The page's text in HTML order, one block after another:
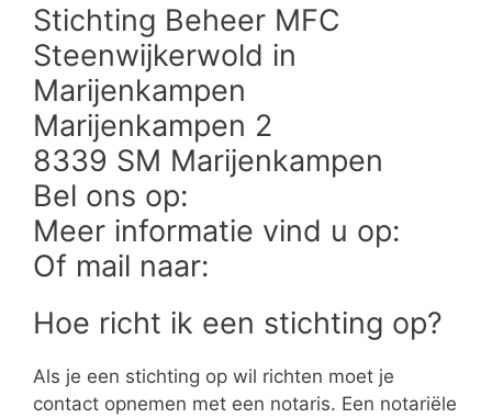
Stichting Beheer MFC
Steenwijkerwold in
Marijenkampen
Marijenkampen 2
8339 SM Marijenkampen
Bel ons op:
Meer informatie vind u op:
Of mail naar:
Hoe richt ik een stichting op?
Als je een stichting op wil richten moet je
contact opnemen met een notaris. Een notariële